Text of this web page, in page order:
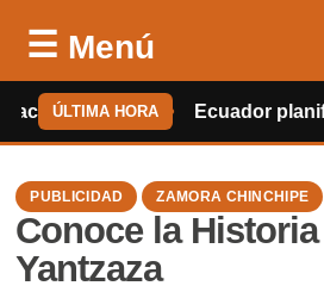
☰
ÚLTIMA HORA
– Cambana Ecuador planifica su camino hacia
PUBLICIDAD ZAMORA CHINCHIPE
Conoce la
Yantzaza